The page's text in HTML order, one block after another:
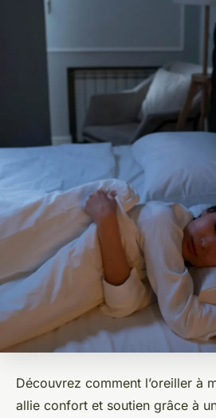
Découvrez comment l’oreiller à
allie confort et soutien grâce à